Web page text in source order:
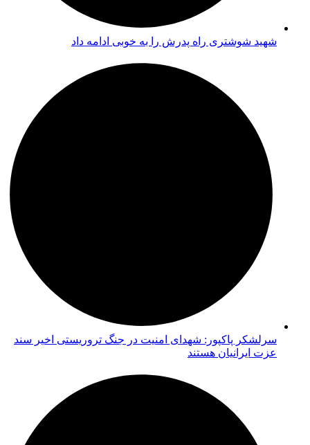
شهید شوشتری راه پدرش را به خوبی ادامه داد
سرلشکر پاکپور: شهدای امنیت در جنگ تروریستی اخیر سند
عزت ایرانیان هستند